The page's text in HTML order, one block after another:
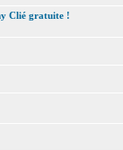
Clié gratuite !